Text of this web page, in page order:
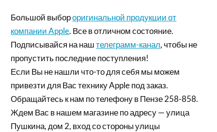
Большой выбороригинальной продукции от
компании Apple. Все в отличном состояние.
Подписывайся на наштелеграмм-канал, чтобы не
пропустить последние поступления!
Если Вы не нашли что-то для себя мы можем
привезти для Вас технику Apple под заказ.
Обращайтесь к нам по телефону в Пензе 258-858.
Ждем Вас в нашем магазине по адресу — улица
Пушкина, дом 2, вход со стороны улицы